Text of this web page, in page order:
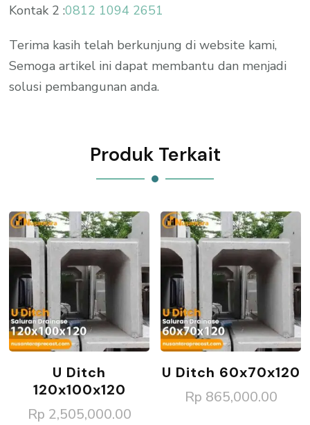
Kontak 2 :0812 1094 2651
Terima kasih telah berkunjung di website kami,
Semoga artikel ini dapat membantu dan menjadi
solusi pembangunan anda.
Produk Terkait
U Ditch
120x100x120
Rp 2,505,000.00
U Ditch 60x70x120
Rp 865,000.00